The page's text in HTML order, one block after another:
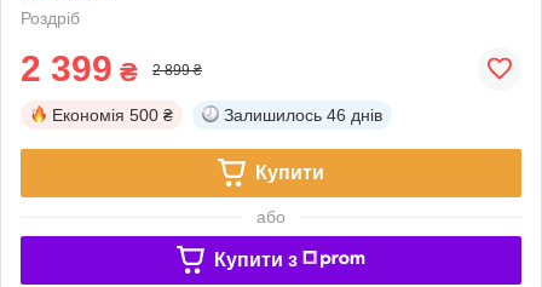
Роздріб
2 399 ₴ 2 899 ₴
Економія 500 ₴ Залишилось 46 днів
Купити
або
Купити з